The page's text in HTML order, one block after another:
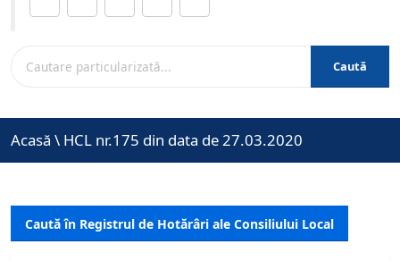
Caută
Acasă \ HCL nr.175 din data de 27.03.2020
Caută în Registrul de Hotărâri ale Consiliului Local